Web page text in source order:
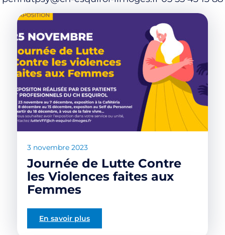
3 novembre 2023
Journée de Lutte Contre
les Violences faites aux
Femmes
En savoir plus